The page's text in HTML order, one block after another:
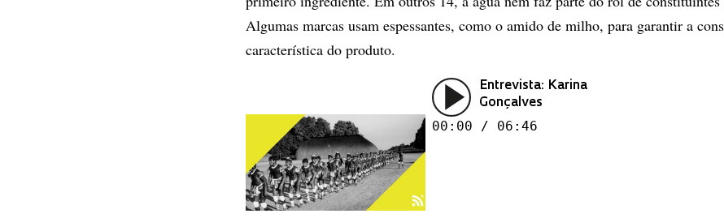
Algumas marcas usam espessantes, como o amido de milho, para garantir a
característica do produto.
Entrevista: Karina
Gonçalves
00:00 / 06:46